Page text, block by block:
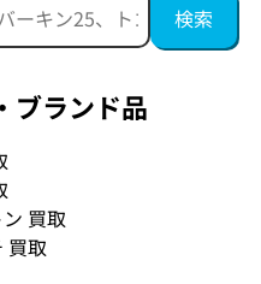
ブランド品
買取
買取